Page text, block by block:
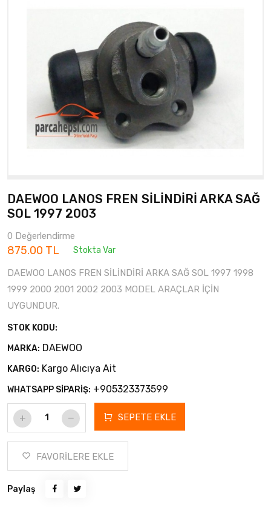
DAEWOO LANOS FREN SİLİNDİRİ ARKA SAĞ
SOL 1997 2003
0 Değerlendirme
875.00 TL Stokta Var
DAEWOO LANOS FREN SİLİNDİRİ ARKA SAĞ SOL 1997 1998
1999 2000 2001 2002 2003 MODEL ARAÇLAR İÇİN
UYGUNDUR.
STOK KODU:
MARKA: DAEWOO
KARGO: Kargo Alıcıya Ait
WHATSAPP SİPARİŞ: +905323373599
SEPETE EKLE
FAVORİLERE EKLE
Paylaş